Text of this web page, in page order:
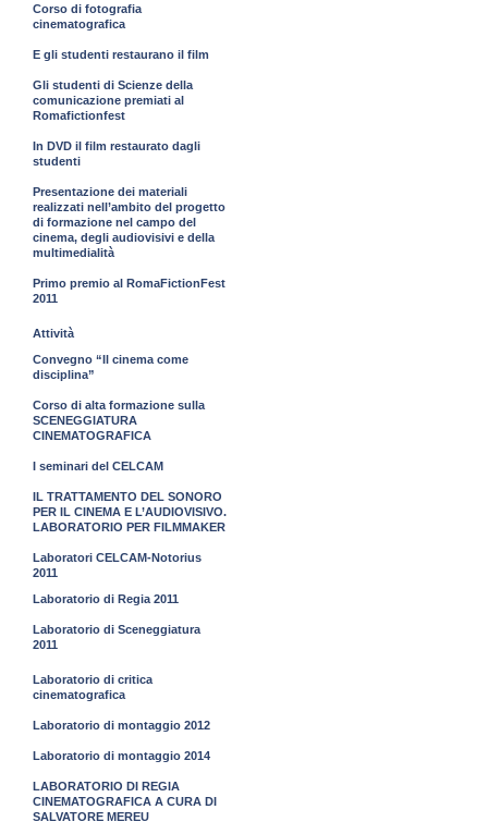
Corso di fotografia
cinematografica
E gli studenti restaurano il film
Gli studenti di Scienze della
comunicazione premiati al
Romafictionfest
In DVD il film restaurato dagli
studenti
Presentazione dei materiali
realizzati nell’ambito del progetto
di formazione nel campo del
cinema, degli audiovisivi e della
multimedialità
Primo premio al RomaFictionFest
2011
Attività
Convegno “Il cinema come
disciplina”
Corso di alta formazione sulla
SCENEGGIATURA
CINEMATOGRAFICA
I seminari del CELCAM
IL TRATTAMENTO DEL SONORO
PER IL CINEMA E L’AUDIOVISIVO.
LABORATORIO PER FILMMAKER
Laboratori CELCAM-Notorius
2011
Laboratorio di Regia 2011
Laboratorio di Sceneggiatura
2011
Laboratorio di critica
cinematografica
Laboratorio di montaggio 2012
Laboratorio di montaggio 2014
LABORATORIO DI REGIA
CINEMATOGRAFICA A CURA DI
SALVATORE MEREU